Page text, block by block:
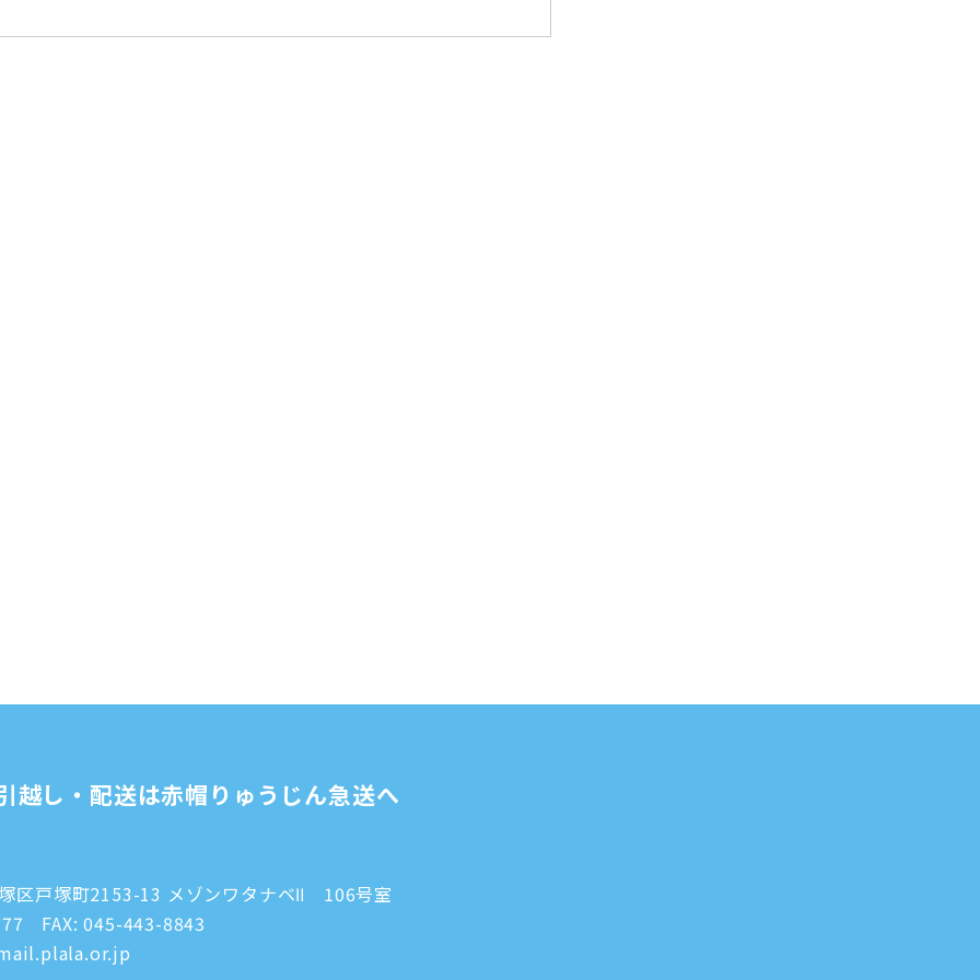
越し・配送は赤帽りゅうじん急送へ
区戸塚町2153-13 メゾンワタナベⅡ 106号室
FAX: 045-443-8843